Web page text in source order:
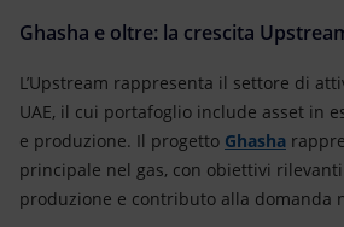
Ghasha e oltre: la crescita
L’Upstream rappresenta il settore di
UAE, il cui portafoglio include asset in
e produzione. Il progetto Ghasha
principale nel gas, con obiettivi
produzione e contributo alla domanda